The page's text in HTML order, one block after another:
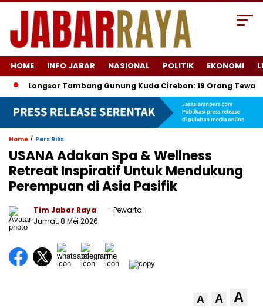
HOME INFO JABAR NASIONAL POLITIK EKONOMI
Tambang Gunung Kuda Cirebon: 19 Orang Tewas, Dua
Home / Pers Rilis
USANA Adakan Spa & Wellness
Retreat Inspiratif Untuk Mendukung
Perempuan di Asia Pasifik
Tim Jabar Raya
- Pewarta
Jumat, 8 Mei 2026
A A A